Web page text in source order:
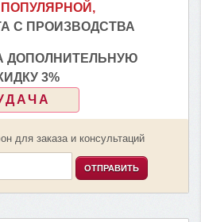
С ПРОИЗВОДСТВА
ДОПОЛНИТЕЛЬНУЮ
3%
для заказа и консультаций
ОТПРАВИТЬ